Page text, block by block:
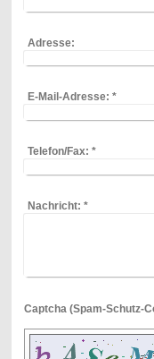
Adresse:
E-Mail-Adresse: *
Telefon/Fax: *
Nachricht: *